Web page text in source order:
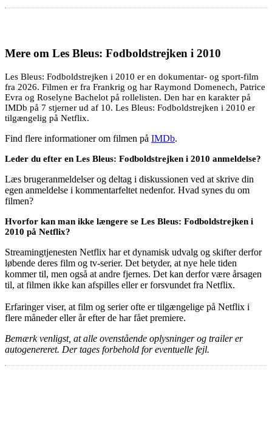
Mere om Les Bleus: Fodboldstrejken i 2010
Les Bleus: Fodboldstrejken i 2010 er en dokumentar- og sport-film
fra 2026. Filmen er fra Frankrig og har Raymond Domenech, Patrice
Evra og Roselyne Bachelot på rollelisten. Den har en karakter på
IMDb på 7 stjerner ud af 10. Les Bleus: Fodboldstrejken i 2010 er
tilgængelig på Netflix.
Find flere informationer om filmen på IMDb.
Leder du efter en Les Bleus: Fodboldstrejken i 2010 anmeldelse?
Læs brugeranmeldelser og deltag i diskussionen ved at skrive din
egen anmeldelse i kommentarfeltet nedenfor. Hvad synes du om
filmen?
Hvorfor kan man ikke længere se Les Bleus: Fodboldstrejken i
2010 på Netflix?
Streamingtjenesten Netflix har et dynamisk udvalg og skifter derfor
løbende deres film og tv-serier. Det betyder, at nye hele tiden
kommer til, men også at andre fjernes. Det kan derfor være årsagen
til, at filmen ikke kan afspilles eller er forsvundet fra Netflix.
Erfaringer viser, at film og serier ofte er tilgængelige på Netflix i
flere måneder eller år efter de har fået premiere.
Bemærk venligst, at alle ovenstående oplysninger og trailer er
autogenereret. Der tages forbehold for eventuelle fejl.